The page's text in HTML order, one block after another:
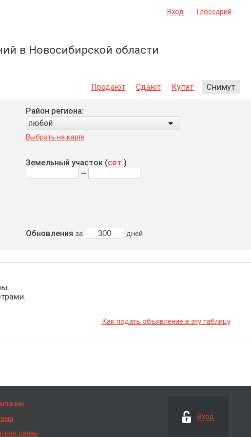
Вход Глоссарий
в Новосибирской области
Продают Сдают Купят Снимут
Район региона:
любой
Выбрать на карте
Земельный участок (сот.)
—
Обновления за дней
Как подать объявление в эту таблицу
связь
Вход